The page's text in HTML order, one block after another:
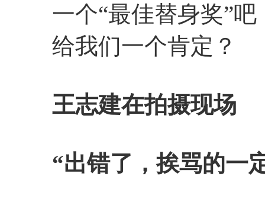
一个“最佳替身奖”
给我们一个肯定？
王志建在拍摄现场
“出错了，挨骂的一